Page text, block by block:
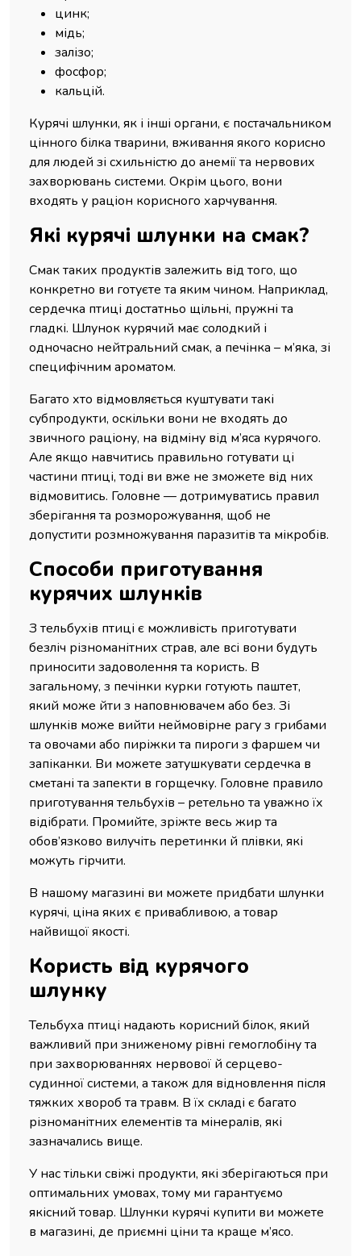
цинк;
мідь;
залізо;
фосфор;
кальцій.
Курячі шлунки, як і інші органи, є постачальником
цінного білка тварини, вживання якого корисно
для людей зі схильністю до анемії та нервових
захворювань системи. Окрім цього, вони
входять у раціон корисного харчування.
Які курячі шлунки на смак?
Смак таких продуктів залежить від того, що
конкретно ви готуєте та яким чином. Наприклад,
сердечка птиці достатньо щільні, пружні та
гладкі. Шлунок курячий має солодкий і
одночасно нейтральний смак, а печінка – м’яка, зі
специфічним ароматом.
Багато хто відмовляється куштувати такі
субпродукти, оскільки вони не входять до
звичного раціону, на відміну від м’яса курячого.
Але якщо навчитись правильно готувати ці
частини птиці, тоді ви вже не зможете від них
відмовитись. Головне — дотримуватись правил
зберігання та розморожування, щоб не
допустити розмножування паразитів та мікробів.
Способи приготування
курячих шлунків
З тельбухів птиці є можливість приготувати
безліч різноманітних страв, але всі вони будуть
приносити задоволення та користь. В
загальному, з печінки курки готують паштет,
який може йти з наповнювачем або без. Зі
шлунків може вийти неймовірне рагу з грибами
та овочами або пиріжки та пироги з фаршем чи
запіканки. Ви можете затушкувати сердечка в
сметані та запекти в горщечку. Головне правило
приготування тельбухів – ретельно та уважно їх
відібрати. Промийте, зріжте весь жир та
обов’язково вилучіть перетинки й плівки, які
можуть гірчити.
В нашому магазині ви можете придбати шлунки
курячі, ціна яких є привабливою, а товар
найвищої якості.
Користь від курячого
шлунку
Тельбуха птиці надають корисний білок, який
важливий при зниженому рівні гемоглобіну та
при захворюваннях нервової й серцево-
судинної системи, а також для відновлення після
тяжких хвороб та травм. В їх складі є багато
різноманітних елементів та мінералів, які
зазначались вище.
У нас тільки свіжі продукти, які зберігаються при
оптимальних умовах, тому ми гарантуємо
якісний товар. Шлунки курячі купити ви можете
в магазині, де приємні ціни та краще м’ясо.